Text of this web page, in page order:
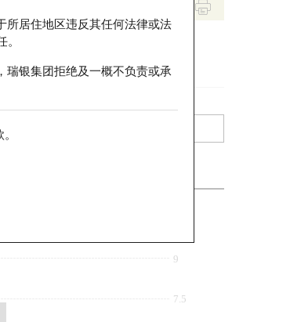
所居住地区违反其任何法律或法
瑞银集团拒绝及一概不负责或承
。
7.5
9